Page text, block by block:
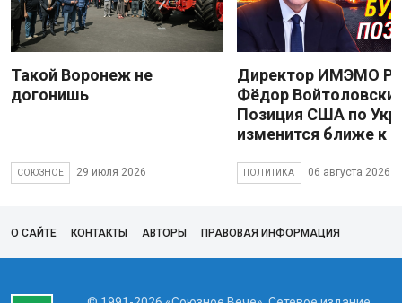
Такой Воронеж не
догонишь
СОЮЗНОЕ 29 июля 2026
Директор ИМЭМО
Фёдор
Позиция США по
изменится ближе к
ПОЛИТИКА 06 августа 2026
О САЙТЕ КОНТАКТЫ АВТОРЫ ПРАВОВАЯ ИНФОРМАЦИЯ